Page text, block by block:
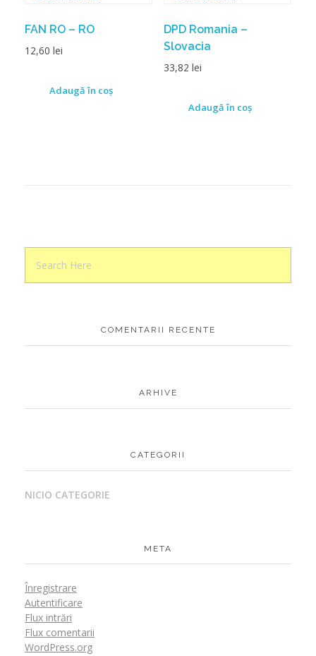
FAN RO – RO
12,60 lei
Adaugă în coș
DPD Romania –
Slovacia
33,82 lei
Adaugă în coș
COMENTARII RECENTE
ARHIVE
CATEGORII
NICIO CATEGORIE
META
Înregistrare
Autentificare
Flux intrări
Flux comentarii
WordPress.org